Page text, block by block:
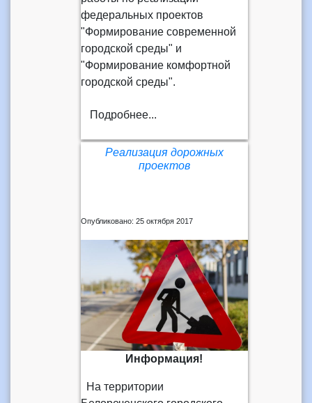
федеральных проектов
"Формирование современной
городской среды" и
"Формирование комфортной
городской среды".
Подробнее...
Реализация дорожных
проектов
Опубликовано: 25 октября 2017
Информация!
На территории